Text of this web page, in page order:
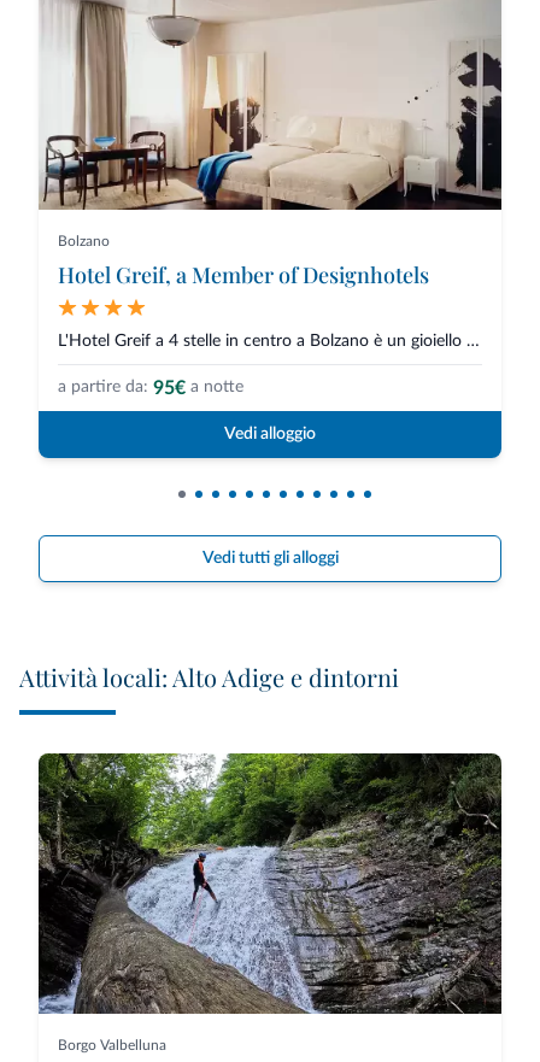
Bolzano
Hotel Greif, a Member of Designhotels
L'Hotel Greif a 4 stelle in centro a Bolzano è un gioiello di design, elega...
a partire da: 95€ a notte
Vedi alloggio
Vedi tutti gli alloggi
Attività locali: Alto Adige e dintorni
Borgo Valbelluna